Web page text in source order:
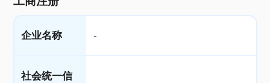
企业名称 -
社会统一信